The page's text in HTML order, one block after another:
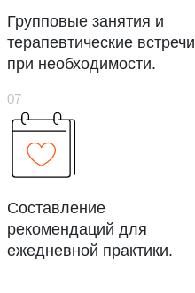
Групповые занятия и
терапевтические встречи
при необходимости.
Составление
рекомендаций для
ежедневной практики.